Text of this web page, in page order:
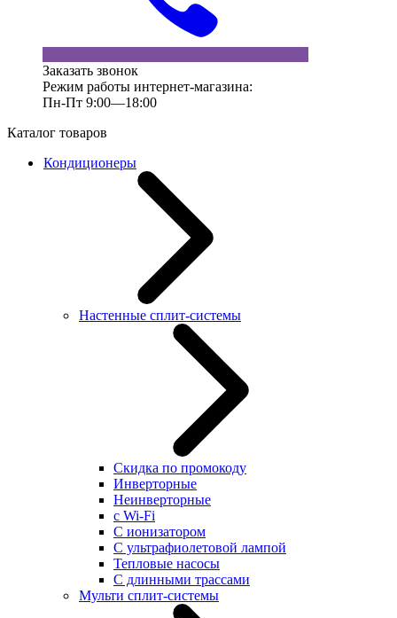
Заказать звонок
Режим работы интернет-магазина:
Пн-Пт 9:00—18:00
Каталог товаров
Кондиционеры
Настенные сплит-системы
Скидка по промокоду
Инверторные
Неинверторные
с Wi-Fi
С ионизатором
С ультрафиолетовой лампой
Тепловые насосы
С длинными трассами
Мульти сплит-системы